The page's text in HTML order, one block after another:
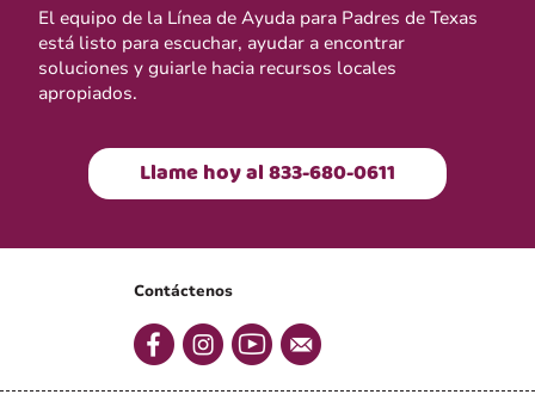
El equipo de la Línea de Ayuda para Padres de Texas
está listo para escuchar, ayudar a encontrar
soluciones y guiarle hacia recursos locales
apropiados.
Llame hoy al 833-680-0611
Contáctenos